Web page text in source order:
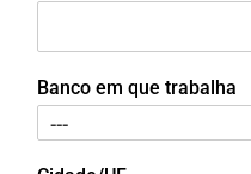
Banco em que trabalha